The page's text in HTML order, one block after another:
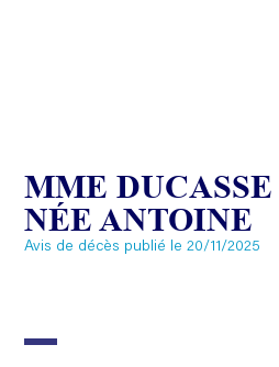
MME DUCASSE
NÉE ANTOINE
Avis de décès publié le 20/11/2025